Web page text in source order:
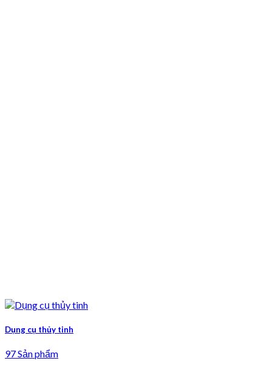
Dụng cụ thủy tinh
97 Sản phẩm